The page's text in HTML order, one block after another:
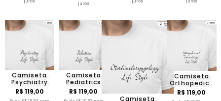
juros
juros
juros
juros
Camiseta
Psychiatry
R$ 119,00
Camiseta
Pediatrics
R$ 119,00
Camiseta
Camiseta
Orthopedics
And
Traumatology
R$ 119,00